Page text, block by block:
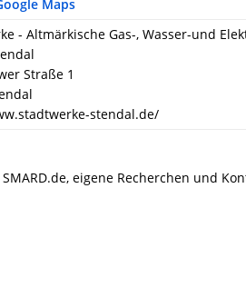
Maps
- Altmärkische Gas-, Wasser-und
Straße 1
stendal.de/
eigene Recherchen und